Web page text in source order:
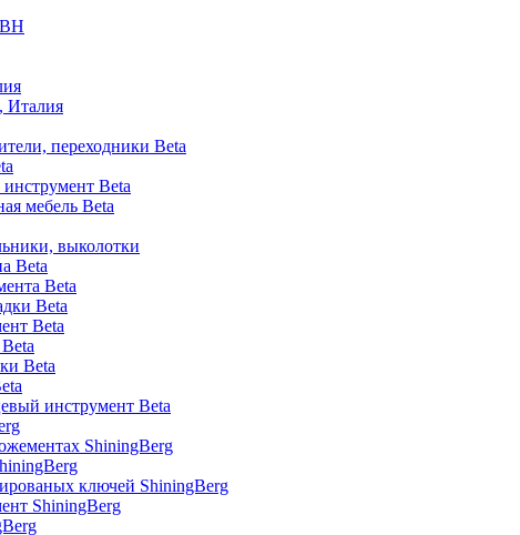
Италия
переходники Beta
Beta
мебель Beta
выколотки
Beta
Beta
Beta
Beta
Beta
инструмент Beta
ShiningBerg
ключей ShiningBerg
ShiningBerg